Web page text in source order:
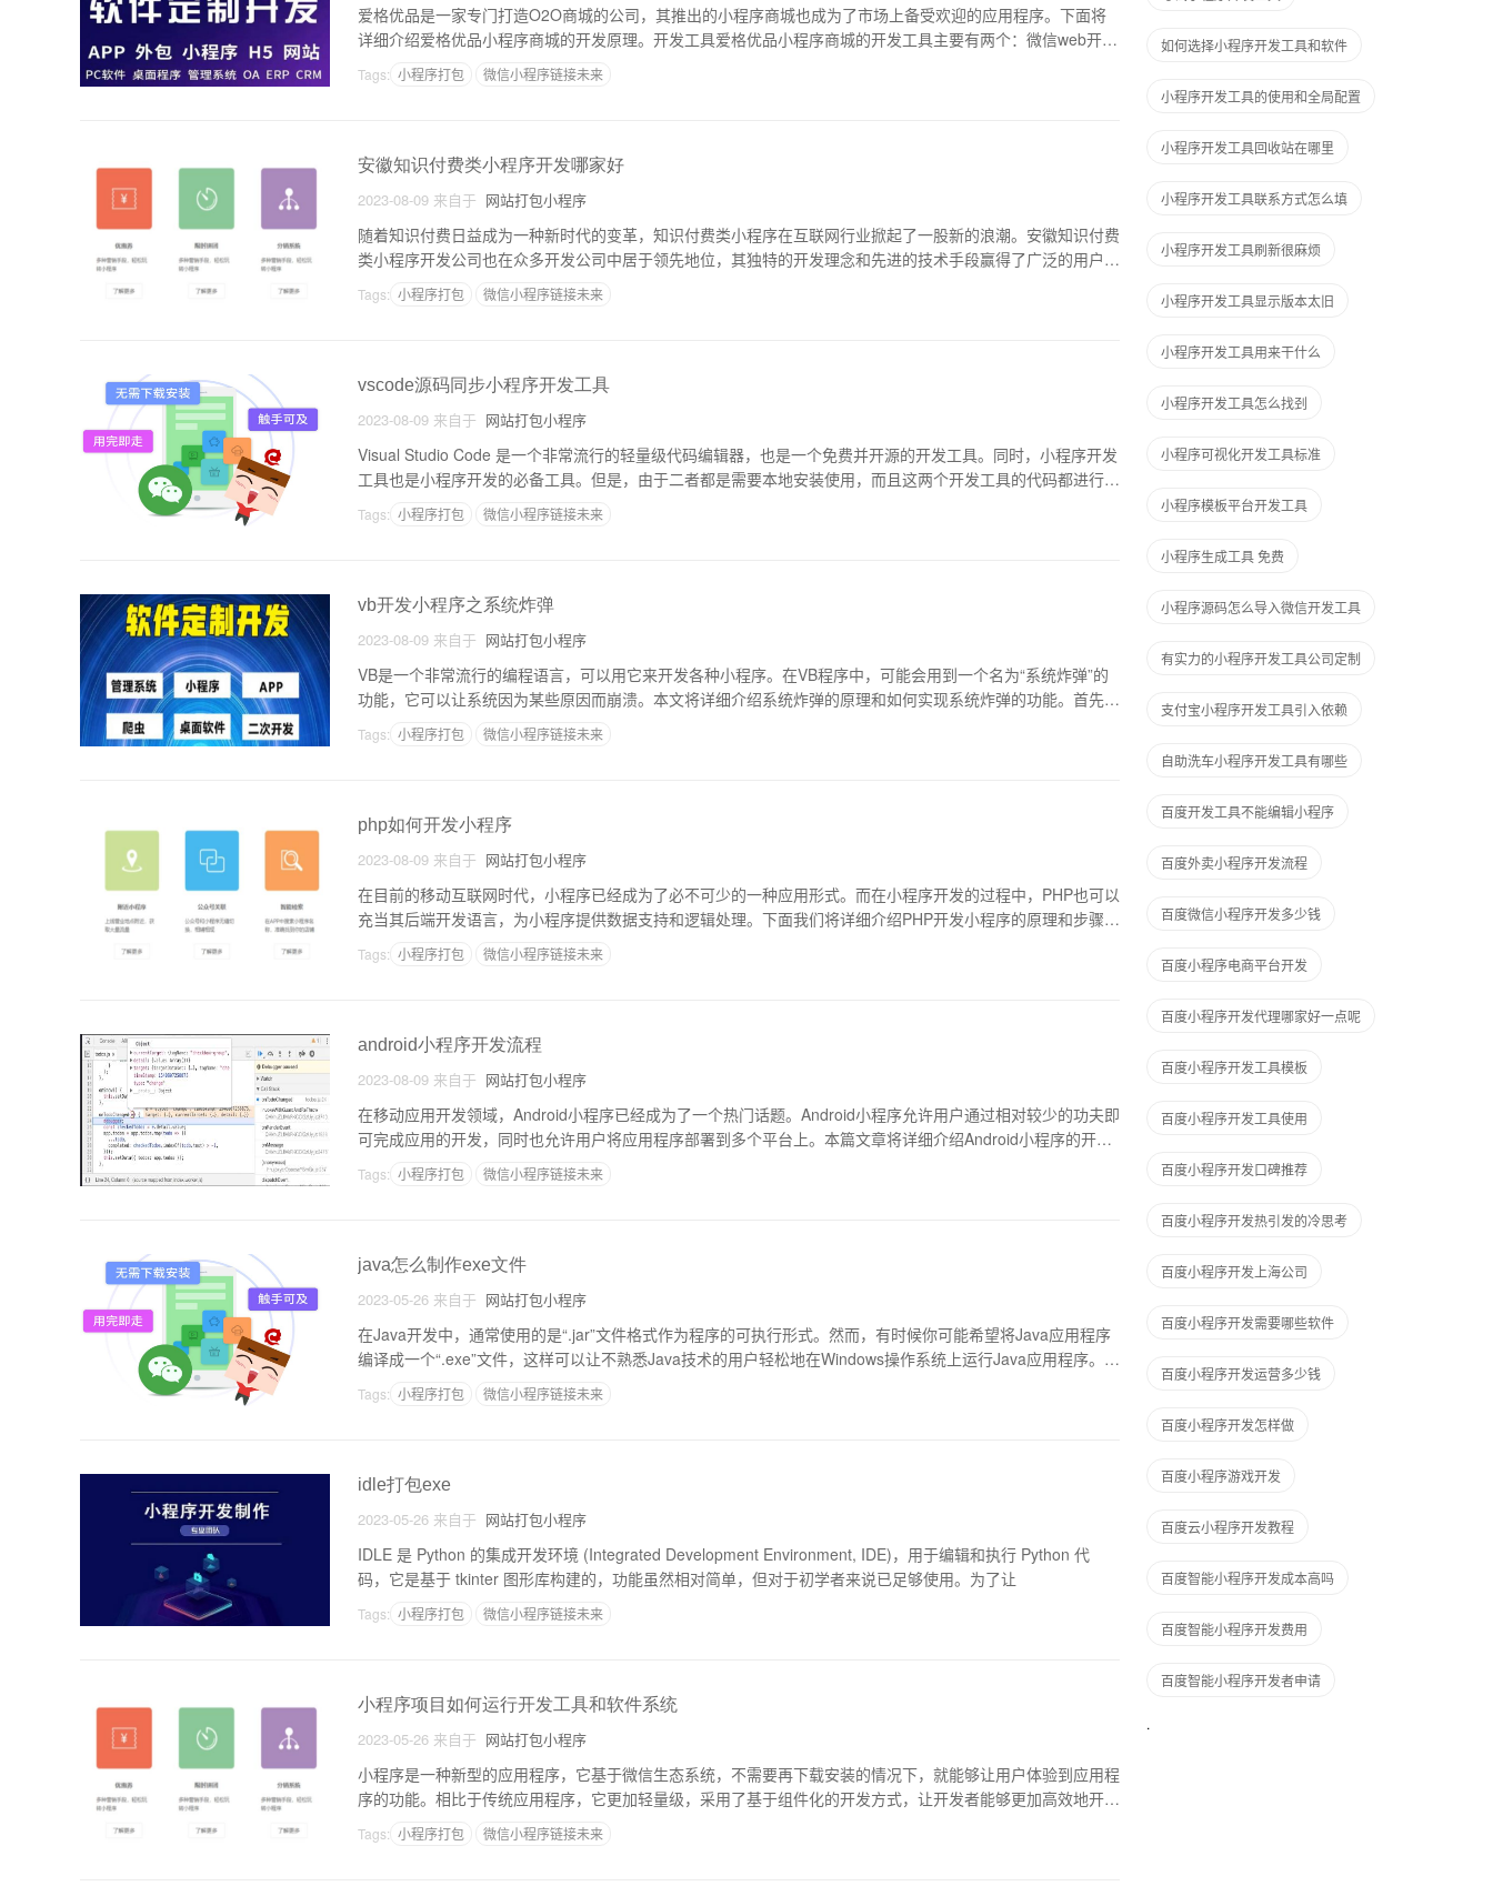
爱格优品是一家专门打造O2O商城的公司，其推出的小程序商城也成为了市场上备受欢迎的应用程序。下面将
详细介绍爱格优品小程序商城的开发原理。开发工具爱格优品小程序商城的开发工具主要有两个：微信web开发
者工具和小程序商城后台管理系统。微信web开发者工具微信w
Tags: 小程序打包 微信小程序链接未来
安徽知识付费类小程序开发哪家好
2023-08-09 来自于 网站打包小程序
随着知识付费日益成为一种新时代的变革，知识付费类小程序在互联网行业掀起了一股新的浪潮。安徽知识付费
类小程序开发公司也在众多开发公司中居于领先地位，其独特的开发理念和先进的技术手段赢得了广泛的用户青
睐。本文将详细介绍安徽知识付费类小程序开发公司的原理以及优势
Tags: 小程序打包 微信小程序链接未来
vscode源码同步小程序开发工具
2023-08-09 来自于 网站打包小程序
Visual Studio Code 是一个非常流行的轻量级代码编辑器，也是一个免费并开源的开发工具。同时，小程序开发
工具也是小程序开发的必备工具。但是，由于二者都是需要本地安装使用，而且这两个开发工具的代码都进行了
封装，因此如何将这两者结合使用成为很多开
Tags: 小程序打包 微信小程序链接未来
vb开发小程序之系统炸弹
2023-08-09 来自于 网站打包小程序
VB是一个非常流行的编程语言，可以用它来开发各种小程序。在VB程序中，可能会用到一个名为“系统炸弹”的
功能，它可以让系统因为某些原因而崩溃。本文将详细介绍系统炸弹的原理和如何实现系统炸弹的功能。首先，
我们需要了解一下系统炸弹的原理。在计算机中，会有一个叫做
Tags: 小程序打包 微信小程序链接未来
php如何开发小程序
2023-08-09 来自于 网站打包小程序
在目前的移动互联网时代，小程序已经成为了必不可少的一种应用形式。而在小程序开发的过程中，PHP也可以
充当其后端开发语言，为小程序提供数据支持和逻辑处理。下面我们将详细介绍PHP开发小程序的原理和步骤。
1. 原理小程序的后台是由后端语言支持的，PHP可以作为
Tags: 小程序打包 微信小程序链接未来
android小程序开发流程
2023-08-09 来自于 网站打包小程序
在移动应用开发领域，Android小程序已经成为了一个热门话题。Android小程序允许用户通过相对较少的功夫即
可完成应用的开发，同时也允许用户将应用程序部署到多个平台上。本篇文章将详细介绍Android小程序的开发
流程。1. 环境搭建在开始Android
Tags: 小程序打包 微信小程序链接未来
java怎么制作exe文件
2023-05-26 来自于 网站打包小程序
在Java开发中，通常使用的是“.jar”文件格式作为程序的可执行形式。然而，有时候你可能希望将Java应用程序
编译成一个“.exe”文件，这样可以让不熟悉Java技术的用户轻松地在Windows操作系统上运行Java应用程序。接
下来，我将详细介绍如何将J
Tags: 小程序打包 微信小程序链接未来
idle打包exe
2023-05-26 来自于 网站打包小程序
IDLE 是 Python 的集成开发环境 (Integrated Development Environment, IDE)，用于编辑和执行 Python 代
码，它是基于 tkinter 图形库构建的，功能虽然相对简单，但对于初学者来说已足够使用。为了让
Tags: 小程序打包 微信小程序链接未来
小程序项目如何运行开发工具和软件系统
2023-05-26 来自于 网站打包小程序
小程序是一种新型的应用程序，它基于微信生态系统，不需要再下载安装的情况下，就能够让用户体验到应用程
序的功能。相比于传统应用程序，它更加轻量级，采用了基于组件化的开发方式，让开发者能够更加高效地开发
应用程序。小程序主要有两种开发方式，一种是基于微信开发者工具
Tags: 小程序打包 微信小程序链接未来
如何选择小程序开发工具和软件
小程序开发工具的使用和全局配置
小程序开发工具回收站在哪里
小程序开发工具联系方式怎么填
小程序开发工具刷新很麻烦
小程序开发工具显示版本太旧
小程序开发工具用来干什么
小程序开发工具怎么找刭
小程序可视化开发工具标准
小程序模板平台开发工具
小程序生成工具 免费
小程序源码怎么导入微信开发工具
有实力的小程序开发工具公司定制
支付宝小程序开发工具引入依赖
自助洗车小程序开发工具有哪些
百度开发工具不能编辑小程序
百度外卖小程序开发流程
百度微信小程序开发多少钱
百度小程序电商平台开发
百度小程序开发代理哪家好一点呢
百度小程序开发工具模板
百度小程序开发工具使用
百度小程序开发口碑推荐
百度小程序开发热引发的冷思考
百度小程序开发上海公司
百度小程序开发需要哪些软件
百度小程序开发运营多少钱
百度小程序开发怎样做
百度小程序游戏开发
百度云小程序开发教程
百度智能小程序开发成本高吗
百度智能小程序开发费用
百度智能小程序开发者申请